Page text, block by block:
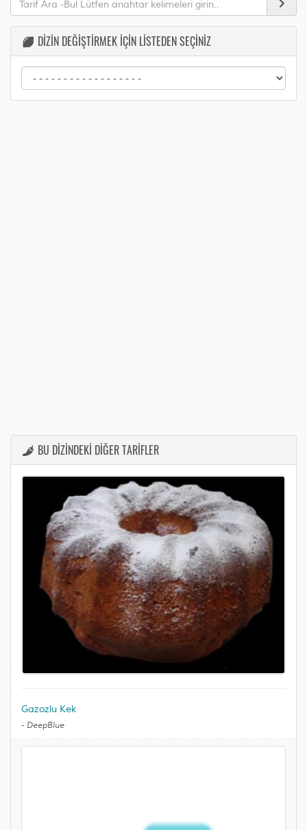
DİZİN DEĞİŞTİRMEK İÇİN LİSTEDEN SEÇİNİZ
BU DİZİNDEKİ DİĞER TARİFLER
Gazozlu Kek
- DeepBlue